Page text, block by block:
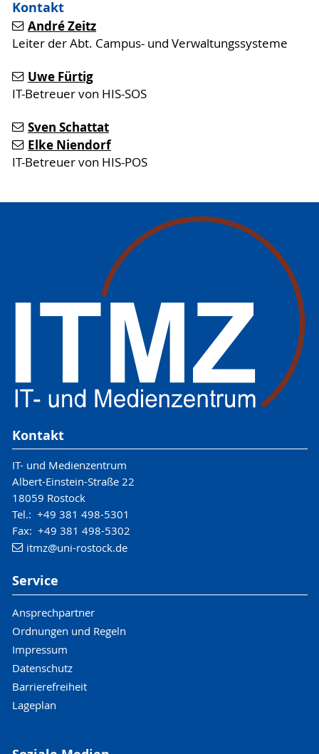
Kontakt
André Zeitz
Leiter der Abt. Campus- und Verwaltungssysteme
Uwe Fürtig
IT-Betreuer von HIS-SOS
Sven Schattat
Elke Niendorf
IT-Betreuer von HIS-POS
Kontakt
IT- und Medienzentrum
Albert-Einstein-Straße 22
18059 Rostock
Tel.: +49 381 498-5301
Fax: +49 381 498-5302
itmz@uni-rostock.de
Service
Ansprechpartner
Ordnungen und Regeln
Impressum
Datenschutz
Barrierefreiheit
Lageplan